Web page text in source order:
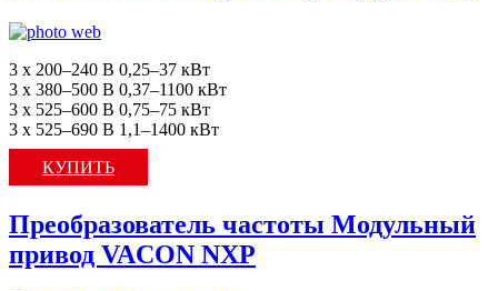
3 x 200–240 В 0,25–37 кВт
3 x 380–500 В 0,37–1100 кВт
3 x 525–600 В 0,75–75 кВт
3 x 525–690 В 1,1–1400 кВт
КУПИТЬ
Преобразователь частоты Модульный
привод VACON NXP